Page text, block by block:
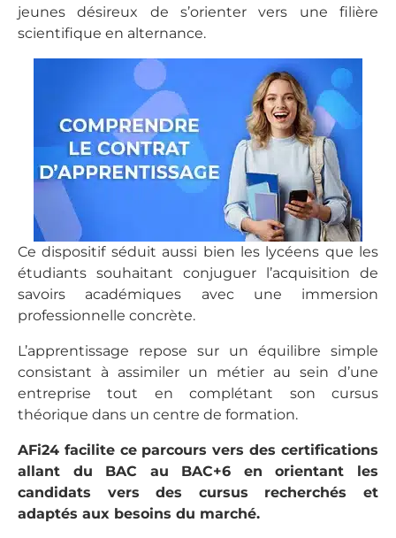
jeunes désireux de s’orienter vers une filière
scientifique en alternance.
Ce dispositif séduit aussi bien les lycéens que les
étudiants souhaitant conjuguer l’acquisition de
savoirs académiques avec une immersion
professionnelle concrète.
L’apprentissage repose sur un équilibre simple
consistant à assimiler un métier au sein d’une
entreprise tout en complétant son cursus
théorique dans un centre de formation.
AFi24 facilite ce parcours vers des certifications
allant du BAC au BAC+6 en orientant les
candidats vers des cursus recherchés et
adaptés aux besoins du marché.